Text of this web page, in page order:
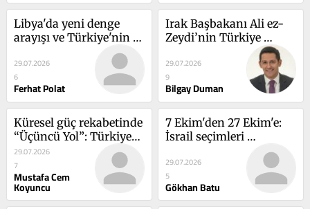
Libya'da yeni denge
arayışı ve Türkiye'nin
29.07.2026
6
Ferhat Polat
Irak Başbakanı Ali ez-
Zeydi’nin Türkiye
ziyareti: İkili ilişkilerden
bölgesel işbirliğine
29.07.2026
9
Bilgay Duman
Küresel güç rekabetinde
“Üçüncü Yol”: Türkiye-
ASEAN stratejik
yakınlaşması
29.07.2026
7
Mustafa Cem
Koyuncu
7 Ekim'den 27 Ekim'e:
İsrail seçimleri
öncesinde siyasi tablo
nasıl şekilleniyor?
29.07.2026
5
Gökhan Batu